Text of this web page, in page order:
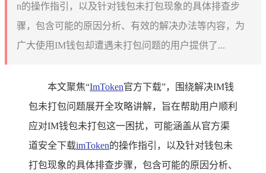
n的操作指引，以及针对钱包未打包现象的具体排查步
骤，包含可能的原因分析、有效的解决办法等内容，为
广大使用IM钱包却遭遇未打包问题的用户提供了...
本文聚焦“ImToken官方下载”，围绕解决IM钱
包未打包问题展开全攻略讲解，旨在帮助用户顺利
应对IM钱包未打包这一困扰，可能涵盖从官方渠
道安全下载imToken的操作指引，以及针对钱包未
打包现象的具体排查步骤，包含可能的原因分析、